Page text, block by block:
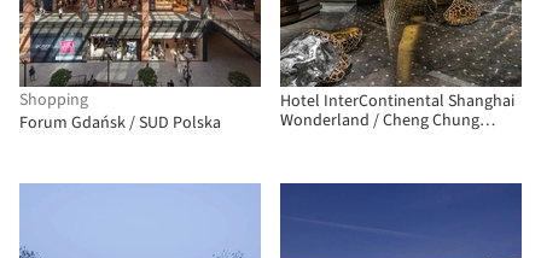
Shopping
Forum Gdańsk / SUD Polska
Hotel InterContinental Shanghai
Wonderland / Cheng Chung